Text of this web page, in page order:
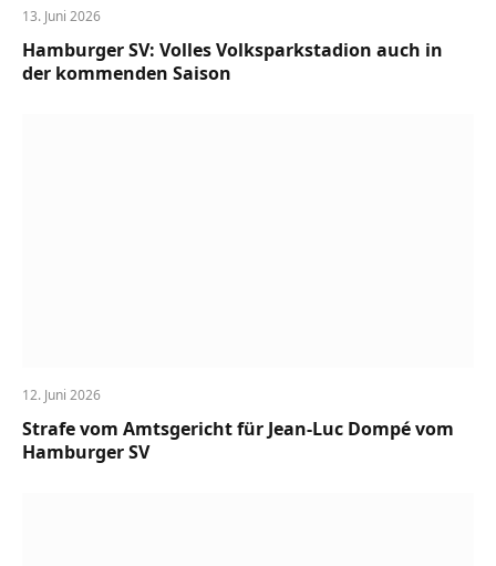
13. Juni 2026
Hamburger SV: Volles Volksparkstadion auch in
der kommenden Saison
12. Juni 2026
Strafe vom Amtsgericht für Jean-Luc Dompé vom
Hamburger SV